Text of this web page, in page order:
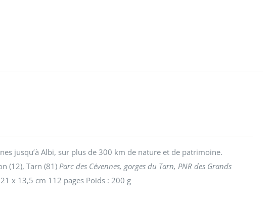
jusqu’à Albi, sur plus de 300 km de nature et de patrimoine.
(12), Tarn (81) Parc des Cévennes, gorges du Tarn, PNR des Grands
x 13,5 cm 112 pages Poids : 200 g